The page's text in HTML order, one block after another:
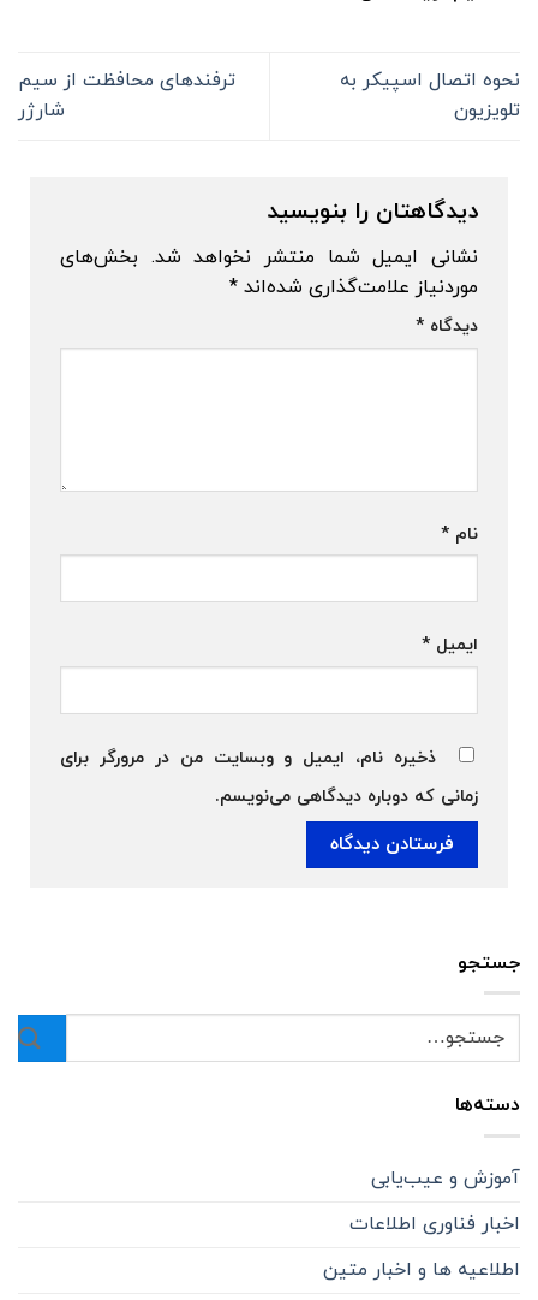
نحوه اتصال اسپیکر به
تلویزیون
ترفندهای محافظت از سیم
شارژر
دیدگاهتان را بنویسید
نشانی ایمیل شما منتشر نخواهد شد. بخش‌های
موردنیاز علامت‌گذاری شده‌اند*
دیدگاه*
نام*
ایمیل*
ذخیره نام، ایمیل و وبسایت من در مرورگر برای
زمانی که دوباره دیدگاهی می‌نویسم.
جستجو
دسته‌ها
آموزش و عیب‌یابی
اخبار فناوری اطلاعات
اطلاعیه ها و اخبار متین